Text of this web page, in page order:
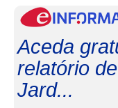
Aceda
relatório
Jard...